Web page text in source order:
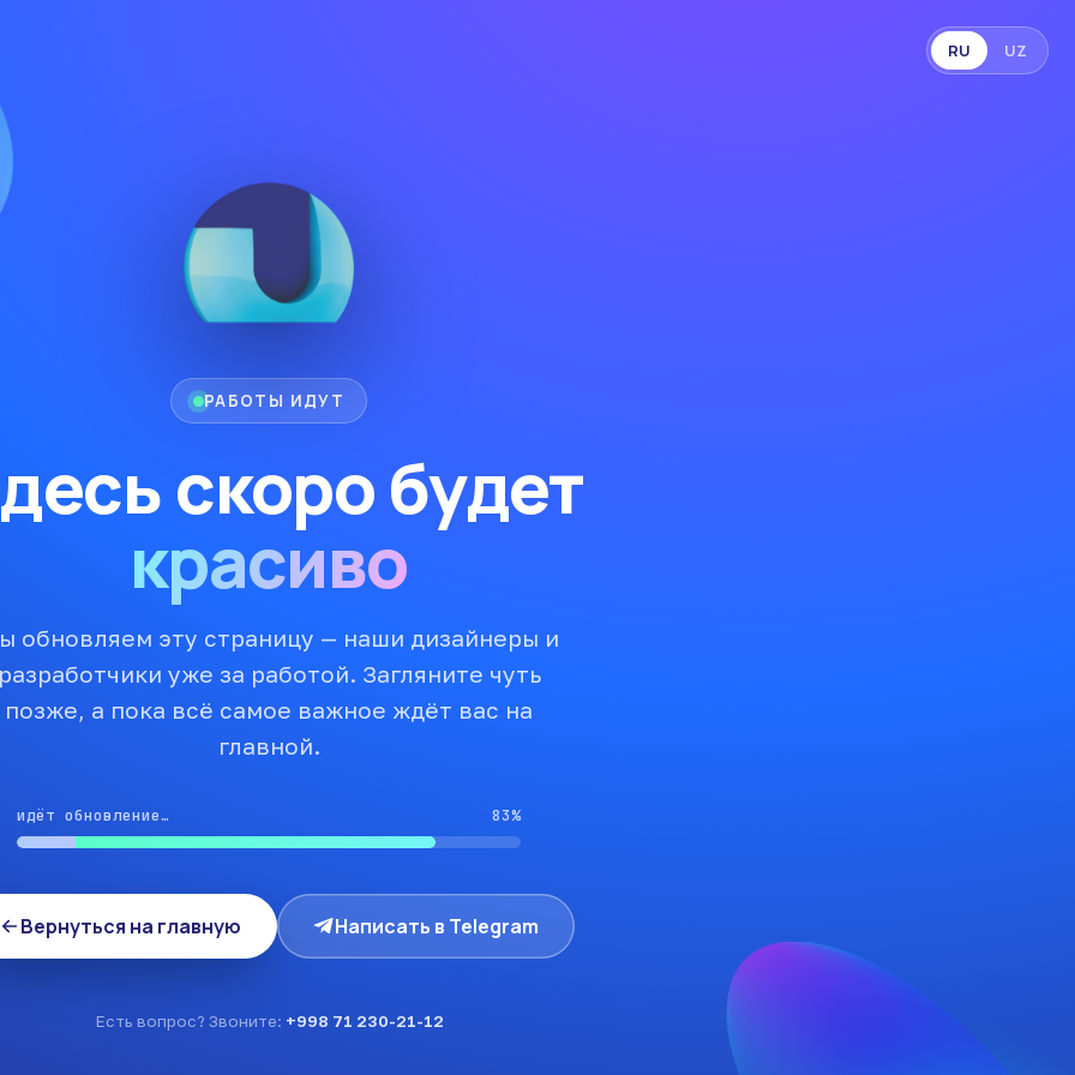
RU UZ
РАБОТЫ ИДУТ
скоро будет
красиво
обновляем эту страницу — наши дизайнеры и
уже за работой. Загляните чуть
позже, а пока всё самое важное ждёт вас на
главной.
идёт обновление… 83%
Вернуться на главную Написать в Telegram
Есть вопрос? Звоните: +998 71 230-21-12